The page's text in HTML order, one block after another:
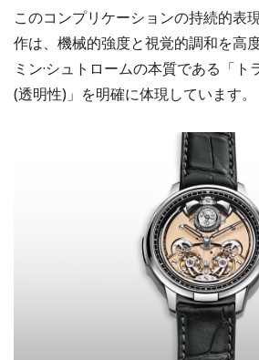
このコンプリケーションの持続的表
作は、機械的強度と視覚的調和を高
ミン·シュトロームの本質である「ト
(透明性)」を明確に体現しています。